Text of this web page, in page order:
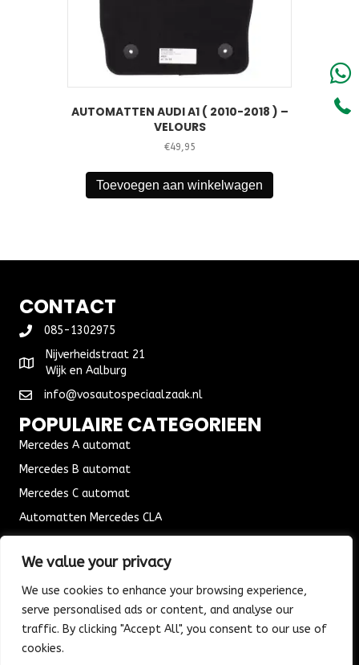
We value your privacy
We use cookies to enhance your browsing experience,
serve personalised ads or content, and analyse our
traffic. By clicking "Accept All", you consent to our use of
cookies.
AUTOMATTEN AUDI A1 ( 2010-2018 ) –
VELOURS
€49,95
Toevoegen aan winkelwagen
CONTACT
085-1302975
Nijverheidstraat 21
Wijk en Aalburg
info@vosautospeciaalzaak.nl
POPULAIRE CATEGORIEEN
Mercedes A automat
Mercedes B automat
Mercedes C automat
Automatten Mercedes CLA
ALGEMENE VOORWAARDEN
Algemene voorwaarden
Verzending & Bezorging
Retouren & Ruilen